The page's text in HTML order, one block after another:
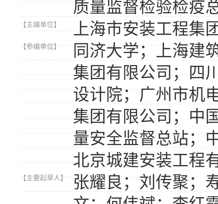
质量监督检验检疫
【主编单位】 上海市安装工程集
【参编单位】
同济大学；上海建
集团有限公司；四
设计院；广州市机
集团有限公司；中
量安全监督总站；
北京城建安装工程
【主要起草人】
张耀良；刘传聚；